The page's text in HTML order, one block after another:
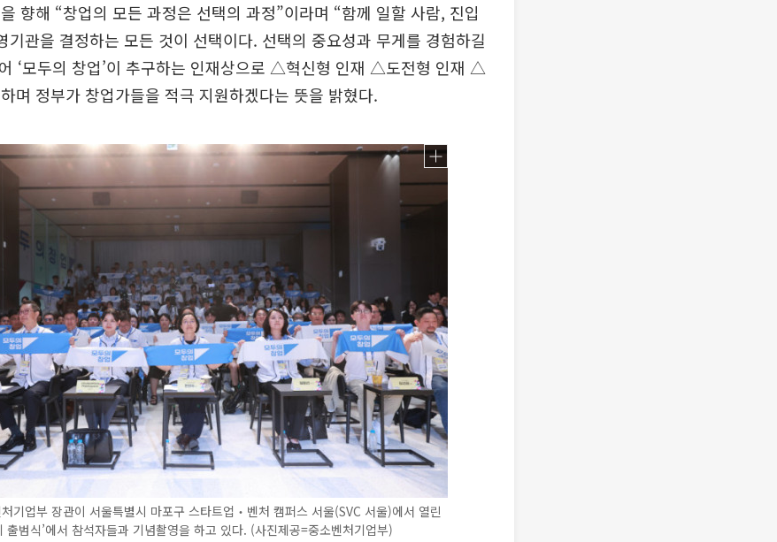
향해 “창업의 모든 과정은 선택의 과정”이라며 “함께 일할 사람, 진입
기관을 결정하는 모든 것이 선택이다. 선택의 중요성과 무게를 경험하길
‘모두의 창업’이 추구하는 인재상으로 △혁신형 인재 △도전형 인재 △
며 정부가 창업가들을 적극 지원하겠다는 뜻을 밝혔다.
기업부 장관이 서울특별시 마포구 스타트업‧벤처 캠퍼스 서울(SVC 서울)에서 열린
출범식’에서 참석자들과 기념촬영을 하고 있다. (사진제공=중소벤처기업부)